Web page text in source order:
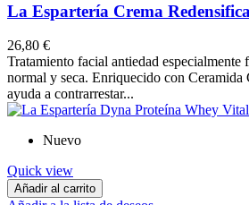
La Espartería Crema
26,80 €
Tratamiento facial antiedad especialmente
normal y seca. Enriquecido con
ayuda a contrarrestar...
Nuevo
Quick view
Añadir al carrito